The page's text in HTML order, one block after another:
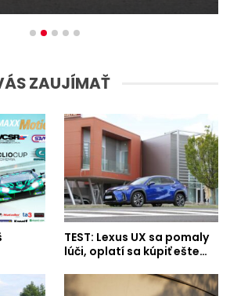
ZAUJÍMAŤ
TEST: Lexus UX sa pomaly
lúči, oplatí sa kúpiť ešte…